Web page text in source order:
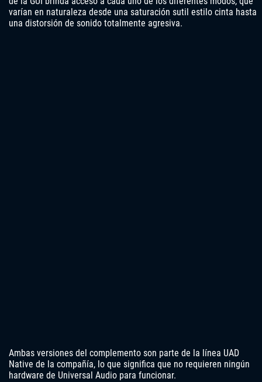
varían en naturaleza desde una saturación sutil estilo cinta hasta
una distorsión de sonido totalmente agresiva.
Ambas versiones del complemento son parte de la línea UAD
Native de la compañía, lo que significa que no requieren ningún
hardware de Universal Audio para funcionar.